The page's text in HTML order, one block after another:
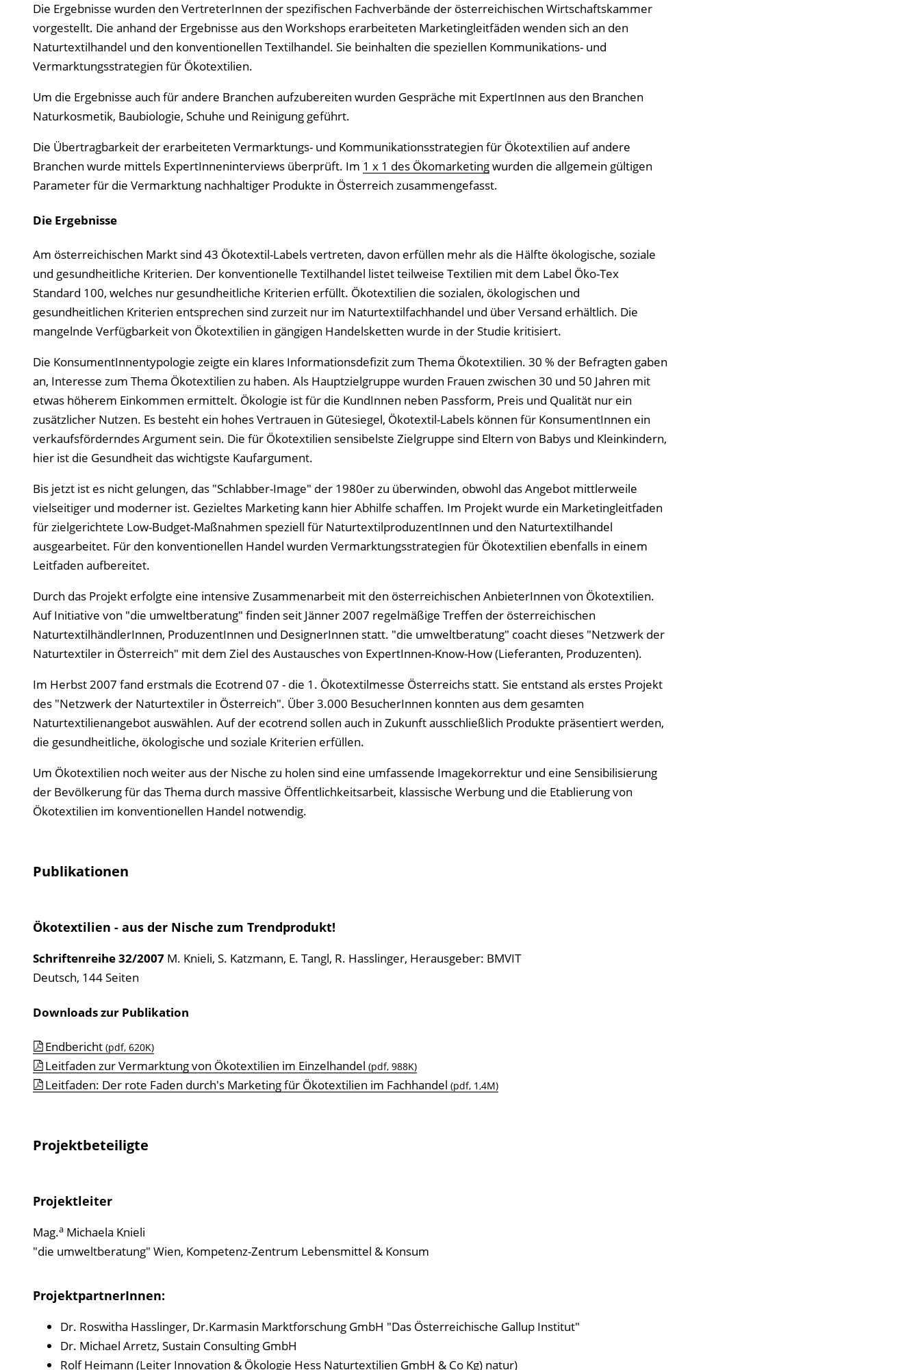
Die Ergebnisse wurden den VertreterInnen der spezifischen Fachverbände der österreichischen Wirtschaftskammer
vorgestellt. Die anhand der Ergebnisse aus den Workshops erarbeiteten Marketingleitfäden wenden sich an den
Naturtextilhandel und den konventionellen Textilhandel. Sie beinhalten die speziellen Kommunikations- und
Vermarktungsstrategien für Ökotextilien.
Um die Ergebnisse auch für andere Branchen aufzubereiten wurden Gespräche mit ExpertInnen aus den Branchen
Naturkosmetik, Baubiologie, Schuhe und Reinigung geführt.
Die Übertragbarkeit der erarbeiteten Vermarktungs- und Kommunikationsstrategien für Ökotextilien auf andere
Branchen wurde mittels ExpertInneninterviews überprüft. Im 1 x 1 des Ökomarketingwurden die allgemein gültigen
Parameter für die Vermarktung nachhaltiger Produkte in Österreich zusammengefasst.
Die Ergebnisse
Am österreichischen Markt sind 43 Ökotextil-Labels vertreten, davon erfüllen mehr als die Hälfte ökologische, soziale
und gesundheitliche Kriterien. Der konventionelle Textilhandel listet teilweise Textilien mit dem Label Öko-Tex
Standard 100, welches nur gesundheitliche Kriterien erfüllt. Ökotextilien die sozialen, ökologischen und
gesundheitlichen Kriterien entsprechen sind zurzeit nur im Naturtextilfachhandel und über Versand erhältlich. Die
mangelnde Verfügbarkeit von Ökotextilien in gängigen Handelsketten wurde in der Studie kritisiert.
Die KonsumentInnentypologie zeigte ein klares Informationsdefizit zum Thema Ökotextilien. 30 % der Befragten gaben
an, Interesse zum Thema Ökotextilien zu haben. Als Hauptzielgruppe wurden Frauen zwischen 30 und 50 Jahren mit
etwas höherem Einkommen ermittelt. Ökologie ist für die KundInnen neben Passform, Preis und Qualität nur ein
zusätzlicher Nutzen. Es besteht ein hohes Vertrauen in Gütesiegel, Ökotextil-Labels können für KonsumentInnen ein
verkaufsförderndes Argument sein. Die für Ökotextilien sensibelste Zielgruppe sind Eltern von Babys und Kleinkindern,
hier ist die Gesundheit das wichtigste Kaufargument.
Bis jetzt ist es nicht gelungen, das "Schlabber-Image" der 1980er zu überwinden, obwohl das Angebot mittlerweile
vielseitiger und moderner ist. Gezieltes Marketing kann hier Abhilfe schaffen. Im Projekt wurde ein Marketingleitfaden
für zielgerichtete Low-Budget-Maßnahmen speziell für NaturtextilproduzentInnen und den Naturtextilhandel
ausgearbeitet. Für den konventionellen Handel wurden Vermarktungsstrategien für Ökotextilien ebenfalls in einem
Leitfaden aufbereitet.
Durch das Projekt erfolgte eine intensive Zusammenarbeit mit den österreichischen AnbieterInnen von Ökotextilien.
Auf Initiative von "die umweltberatung" finden seit Jänner 2007 regelmäßige Treffen der österreichischen
NaturtextilhändlerInnen, ProduzentInnen und DesignerInnen statt. "die umweltberatung" coacht dieses "Netzwerk der
Naturtextiler in Österreich" mit dem Ziel des Austausches von ExpertInnen-Know-How (Lieferanten, Produzenten).
Im Herbst 2007 fand erstmals die Ecotrend 07 - die 1. Ökotextilmesse Österreichs statt. Sie entstand als erstes Projekt
des "Netzwerk der Naturtextiler in Österreich". Über 3.000 BesucherInnen konnten aus dem gesamten
Naturtextilienangebot auswählen. Auf der ecotrend sollen auch in Zukunft ausschließlich Produkte präsentiert werden,
die gesundheitliche, ökologische und soziale Kriterien erfüllen.
Um Ökotextilien noch weiter aus der Nische zu holen sind eine umfassende Imagekorrektur und eine Sensibilisierung
der Bevölkerung für das Thema durch massive Öffentlichkeitsarbeit, klassische Werbung und die Etablierung von
Ökotextilien im konventionellen Handel notwendig.
Publikationen
Ökotextilien - aus der Nische zum Trendprodukt!
Schriftenreihe32/2007 M. Knieli, S. Katzmann, E. Tangl, R. Hasslinger, Herausgeber: BMVIT
Deutsch, 144 Seiten
Downloads zur Publikation
Endbericht(pdf, 620K)
Leitfaden zur Vermarktung von Ökotextilien im Einzelhandel (pdf, 988K)
Leitfaden: Der rote Faden durch's Marketing für Ökotextilien im Fachhandel (pdf, 1,4M)
Projektbeteiligte
Projektleiter
Mag.aMichaela Knieli
"die umweltberatung" Wien, Kompetenz-Zentrum Lebensmittel & Konsum
ProjektpartnerInnen:
Dr. Roswitha Hasslinger, Dr.Karmasin Marktforschung GmbH "Das Österreichische Gallup Institut"
Dr. Michael Arretz, Sustain Consulting GmbH
Rolf Heimann (Leiter Innovation & Ökologie Hess Naturtextilien GmbH & Co Kg) natur)